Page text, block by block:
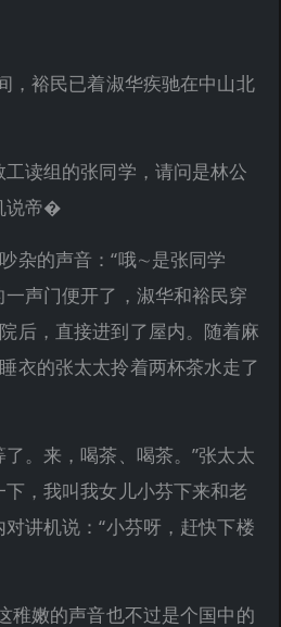
，裕民已着淑华疾驰在中山北
读组的张同学，请问是林公
说帝�
杂的声音：“哦∼是张同学
声门便开了，淑华和裕民穿
后，直接进到了屋内。随着麻
衣的张太太拎着两杯茶水走了
。来，喝茶、喝茶。”张太太
，我叫我女儿小芬下来和老
讲机说：“小芬呀，赶快下楼
稚嫩的声音也不过是个国中的